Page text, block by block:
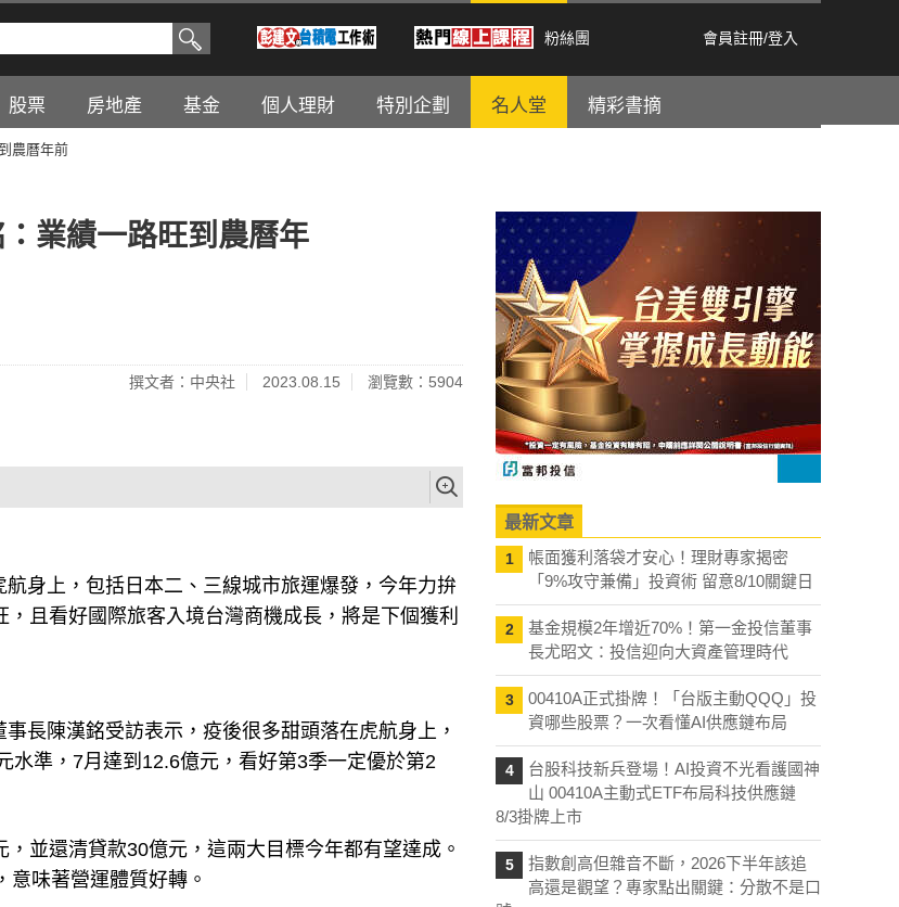
粉絲團 會員註冊/登入
股票 房地產 基金 個人理財 特別企劃 名人堂 精彩書摘
農曆年前
業績一路旺到農曆年
撰文者：中央社 2023.08.15 瀏覽數：5904
身上，包括日本二、三線城市旅運爆發，今年力拚
且看好國際旅客入境台灣商機成長，將是下個獲利
長陳漢銘受訪表示，疫後很多甜頭落在虎航身上，
水準，7月達到12.6億元，看好第3季一定優於第2
並還清貸款30億元，這兩大目標今年都有望達成。
味著營運體質好轉。
最新文章
1
帳面獲利落袋才安心！理財專家揭密
「9%攻守兼備」投資術 留意8/10關鍵日
2
基金規模2年增近70%！第一金投信董事
長尤昭文：投信迎向大資產管理時代
3
00410A正式掛牌！「台版主動QQQ」投
資哪些股票？一次看懂AI供應鏈布局
4
台股科技新兵登場！AI投資不光看護國神
山 00410A主動式ETF布局科技供應鏈
8/3掛牌上市
5
指數創高但雜音不斷，2026下半年該追
高還是觀望？專家點出關鍵：分散不是口